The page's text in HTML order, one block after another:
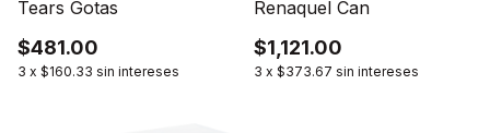
Tears Gotas
$481.00
3 x $160.33 sin intereses
Renaquel Can
$1,121.00
3 x $373.67 sin intereses